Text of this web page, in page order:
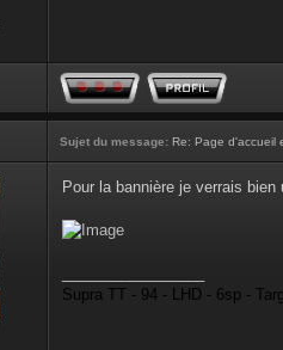
Sujet du message: Re: Page d'accueil
Pour la bannière je verrais
Supra TT - 94 - LHD - 6sp -